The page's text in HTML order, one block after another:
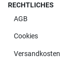
RECHTLICHES
AGB
Cookies
Versandkosten